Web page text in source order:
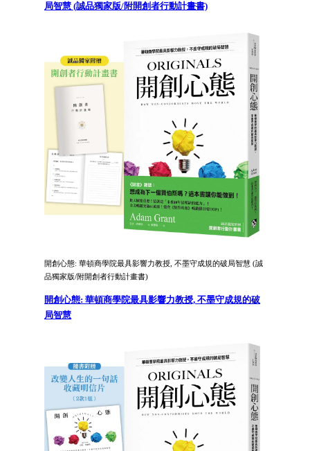
局智慧 (誠品獨家版/附開創者行動計畫書)
開創心態: 華頓商學院最具影響力教授, 不墨守成規的破局智慧 (誠
品獨家版/附開創者行動計畫書)
開創心態: 華頓商學院最具影響力教授, 不墨守成規的破
局智慧